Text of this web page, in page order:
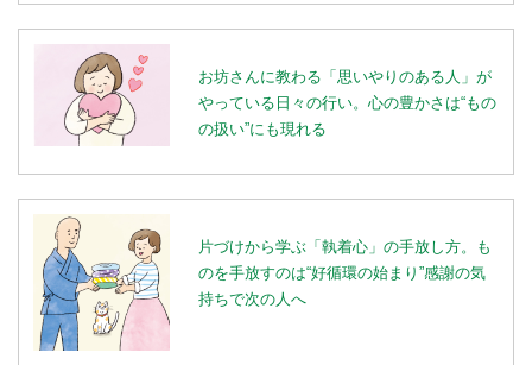
お坊さんに教わる「思いやりのある人」が
やっている日々の行い。心の豊かさは“もの
の扱い”にも現れる
片づけから学ぶ「執着心」の手放し方。も
のを手放すのは“好循環の始まり”感謝の気
持ちで次の人へ